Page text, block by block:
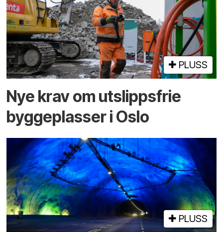
PLUSS
Nye krav om utslippsfrie
byggeplasser i Oslo
PLUSS